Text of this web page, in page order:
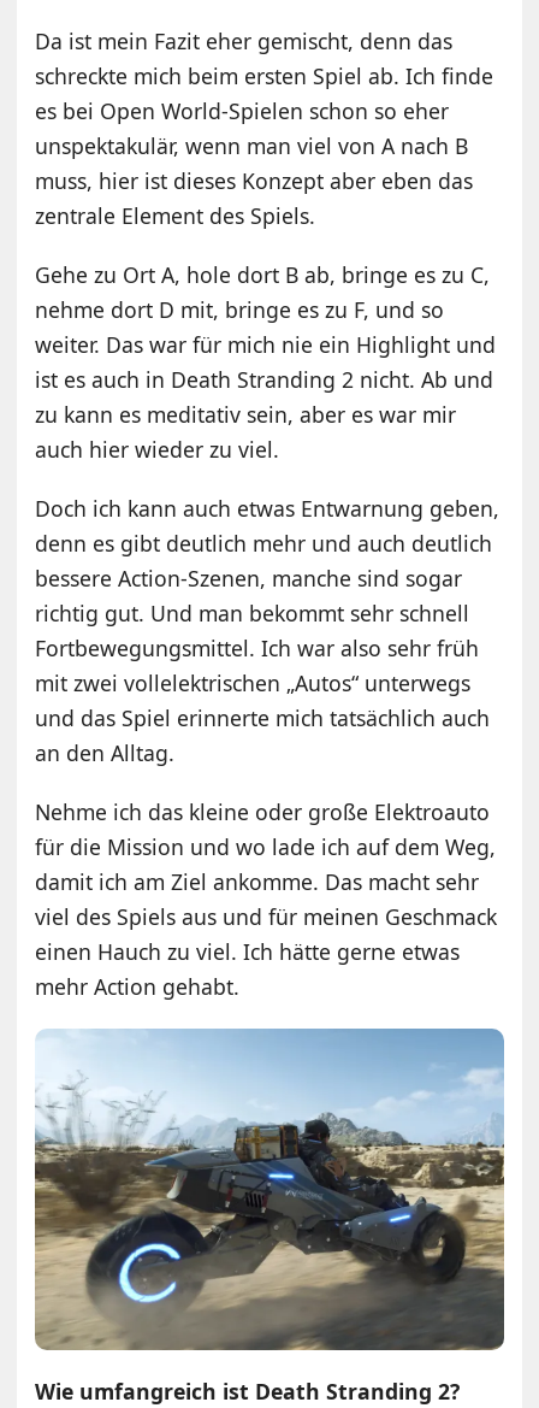
Da ist mein Fazit eher gemischt, denn das
schreckte mich beim ersten Spiel ab. Ich finde
es bei Open World-Spielen schon so eher
unspektakulär, wenn man viel von A nach B
muss, hier ist dieses Konzept aber eben das
zentrale Element des Spiels.
Gehe zu Ort A, hole dort B ab, bringe es zu C,
nehme dort D mit, bringe es zu F, und so
weiter. Das war für mich nie ein Highlight und
ist es auch in Death Stranding 2 nicht. Ab und
zu kann es meditativ sein, aber es war mir
auch hier wieder zu viel.
Doch ich kann auch etwas Entwarnung geben,
denn es gibt deutlich mehr und auch deutlich
bessere Action-Szenen, manche sind sogar
richtig gut. Und man bekommt sehr schnell
Fortbewegungsmittel. Ich war also sehr früh
mit zwei vollelektrischen „Autos“ unterwegs
und das Spiel erinnerte mich tatsächlich auch
an den Alltag.
Nehme ich das kleine oder große Elektroauto
für die Mission und wo lade ich auf dem Weg,
damit ich am Ziel ankomme. Das macht sehr
viel des Spiels aus und für meinen Geschmack
einen Hauch zu viel. Ich hätte gerne etwas
mehr Action gehabt.
Wie umfangreich ist Death Stranding 2?